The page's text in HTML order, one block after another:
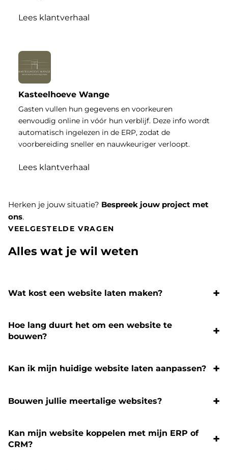
Lees klantverhaal
Kasteelhoeve Wange
Gasten vullen hun gegevens en voorkeuren
eenvoudig online in vóór hun verblijf. Deze info wordt
automatisch ingelezen in de ERP, zodat de
voorbereiding sneller en nauwkeuriger verloopt.
Lees klantverhaal
Herken je jouw situatie? Bespreek jouw project met
ons.
VEELGESTELDE VRAGEN
Alles wat je wil weten
Wat kost een website laten maken?
Hoe lang duurt het om een website te
bouwen?
Kan ik mijn huidige website laten aanpassen?
Bouwen jullie meertalige websites?
Kan mijn website koppelen met mijn ERP of
CRM?